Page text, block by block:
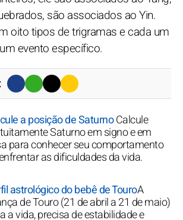
são associados ao Yin.
oito tipos de trigramas e cada um
evento específico.
a posição de SaturnoCalcule
Saturno em signo e em
para conhecer seu comportamento
as dificuldades da vida.
astrológico do bebê de TouroA
de Touro (21 de abril a 21 de maio)
a vida, precisa de estabilidade e